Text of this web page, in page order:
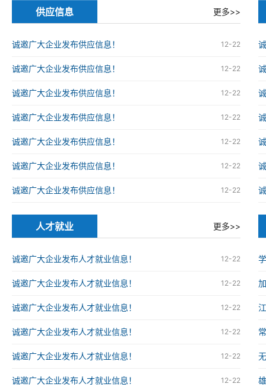
供应信息 更多>>
12-22
诚邀广大企业发布供应信息！
12-22
诚邀广大企业发布供应信息！
12-22
诚邀广大企业发布供应信息！
12-22
诚邀广大企业发布供应信息！
12-22
诚邀广大企业发布供应信息！
12-22
诚邀广大企业发布供应信息！
12-22
诚邀广大企业发布供应信息！
人才就业 更多>>
12-22
诚邀广大企业发布人才就业信息！
12-22
诚邀广大企业发布人才就业信息！
12-22
诚邀广大企业发布人才就业信息！
12-22
诚邀广大企业发布人才就业信息！
12-22
诚邀广大企业发布人才就业信息！
12-22
诚邀广大企业发布人才就业信息！